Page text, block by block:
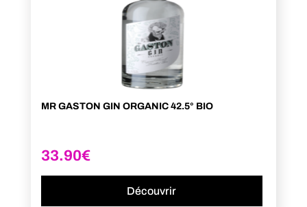
MR GASTON GIN ORGANIC 42.5° BIO
33.90€
Découvrir